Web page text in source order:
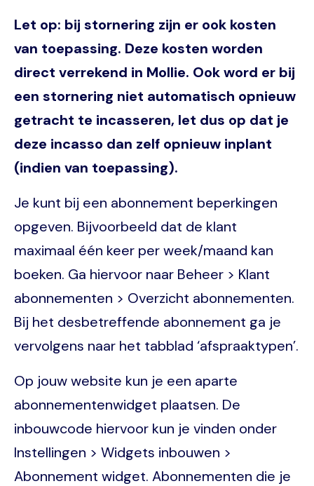
Let op: bij stornering zijn er ook kosten
van toepassing. Deze kosten worden
direct verrekend in Mollie. Ook word er bij
een stornering niet automatisch opnieuw
getracht te incasseren, let dus op dat je
deze incasso dan zelf opnieuw inplant
(indien van toepassing).
Je kunt bij een abonnement beperkingen
opgeven. Bijvoorbeeld dat de klant
maximaal één keer per week/maand kan
boeken. Ga hiervoor naar Beheer > Klant
abonnementen > Overzicht abonnementen.
Bij het desbetreffende abonnement ga je
vervolgens naar het tabblad ‘afspraaktypen’.
Op jouw website kun je een aparte
abonnementenwidget plaatsen. De
inbouwcode hiervoor kun je vinden onder
Instellingen > Widgets inbouwen >
Abonnement widget. Abonnementen die je